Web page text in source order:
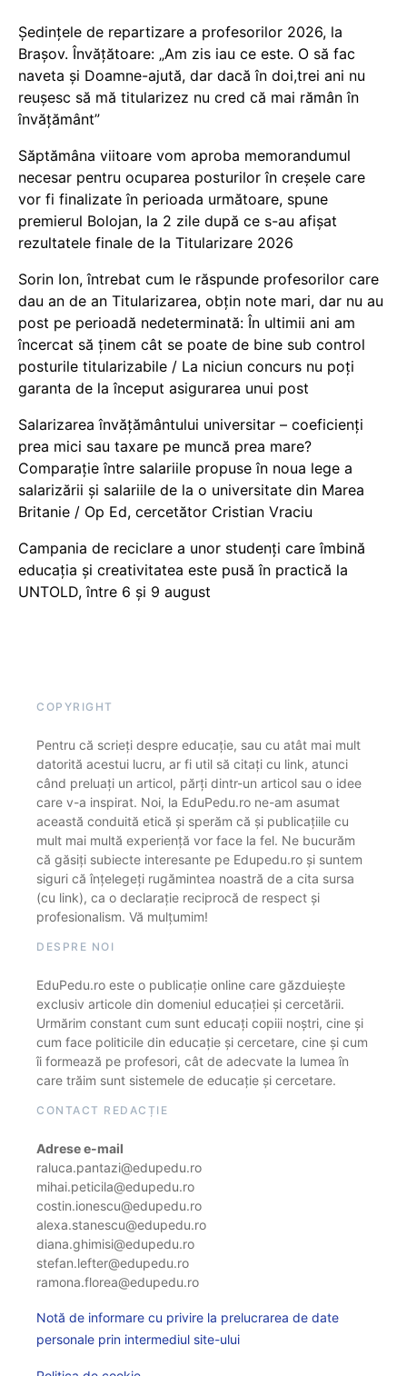
Ședințele de repartizare a profesorilor 2026, la
Brașov. Învățătoare: „Am zis iau ce este. O să fac
naveta și Doamne-ajută, dar dacă în doi,trei ani nu
reușesc să mă titularizez nu cred că mai rămân în
învățământ”
Săptămâna viitoare vom aproba memorandumul
necesar pentru ocuparea posturilor în creșele care
vor fi finalizate în perioada următoare, spune
premierul Bolojan, la 2 zile după ce s-au afișat
rezultatele finale de la Titularizare 2026
Sorin Ion, întrebat cum le răspunde profesorilor care
dau an de an Titularizarea, obțin note mari, dar nu au
post pe perioadă nedeterminată: În ultimii ani am
încercat să ținem cât se poate de bine sub control
posturile titularizabile / La niciun concurs nu poți
garanta de la început asigurarea unui post
Salarizarea învățământului universitar – coeficienți
prea mici sau taxare pe muncă prea mare?
Comparație între salariile propuse în noua lege a
salarizării și salariile de la o universitate din Marea
Britanie / Op Ed, cercetător Cristian Vraciu
Campania de reciclare a unor studenți care îmbină
educația și creativitatea este pusă în practică la
UNTOLD, între 6 și 9 august
COPYRIGHT
Pentru că scrieți despre educație, sau cu atât mai mult
datorită acestui lucru, ar fi util să citați cu link, atunci
când preluați un articol, părți dintr-un articol sau o idee
care v-a inspirat. Noi, la EduPedu.ro ne-am asumat
această conduită etică și sperăm că și publicațiile cu
mult mai multă experiență vor face la fel. Ne bucurăm
că găsiți subiecte interesante pe Edupedu.ro și suntem
siguri că înțelegeți rugămintea noastră de a cita sursa
(cu link), ca o declarație reciprocă de respect și
profesionalism. Vă mulțumim!
DESPRE NOI
EduPedu.ro este o publicație online care găzduiește
exclusiv articole din domeniul educației și cercetării.
Urmărim constant cum sunt educați copiii noștri, cine și
cum face politicile din educație și cercetare, cine și cum
îi formează pe profesori, cât de adecvate la lumea în
care trăim sunt sistemele de educație și cercetare.
CONTACT REDACȚIE
Adrese e-mail
raluca.pantazi@edupedu.ro
mihai.peticila@edupedu.ro
costin.ionescu@edupedu.ro
alexa.stanescu@edupedu.ro
diana.ghimisi@edupedu.ro
stefan.lefter@edupedu.ro
ramona.florea@edupedu.ro
Notă de informare cu privire la prelucrarea de date
personale prin intermediul site-ului